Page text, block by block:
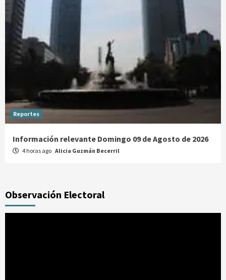
Reportes
Información relevante Domingo 09 de Agosto de 2026
4 horas ago Alicia Guzmán Becerril
Observación Electoral